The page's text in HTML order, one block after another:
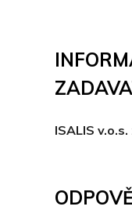
ISALIS v.o.s.